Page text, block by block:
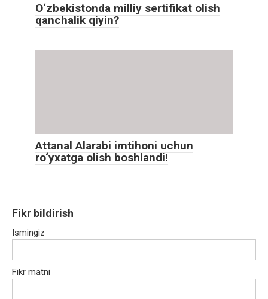
O‘zbekistonda milliy sertifikat olish
qanchalik qiyin?
Attanal Alarabi imtihoni uchun
ro‘yxatga olish boshlandi!
Fikr bildirish
Ismingiz
Fikr matni